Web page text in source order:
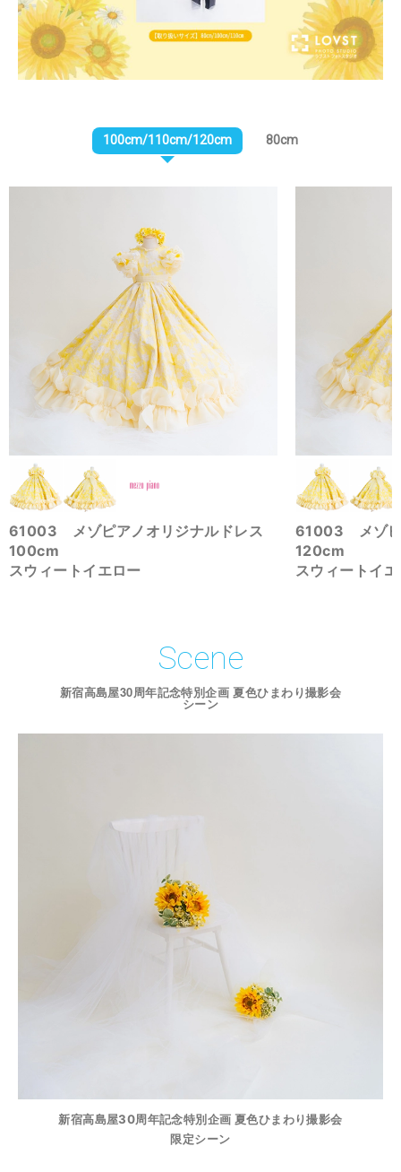
100cm/110cm/120cm 80cm
61003 メゾピアノオリジナルドレス
100cm
スウィートイエロー
61003 メゾピ
120cm
スウィートイ
Scene
新宿高島屋30周年記念特別企画 夏色ひまわり撮影会
シーン
新宿高島屋30周年記念特別企画 夏色ひまわり撮影会
限定シーン